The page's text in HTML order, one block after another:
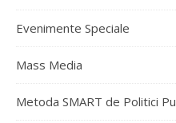
Evenimente Speciale
Mass Media
Metoda SMART de Politici